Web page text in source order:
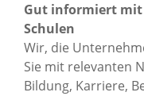
Gut informiert mit
Schulen
Wir, die
Sie mit relevanten
Bildung, Karriere,